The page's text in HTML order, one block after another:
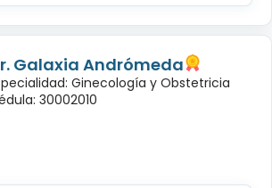
Galaxia Andrómeda
Ginecología y Obstetricia
30002010